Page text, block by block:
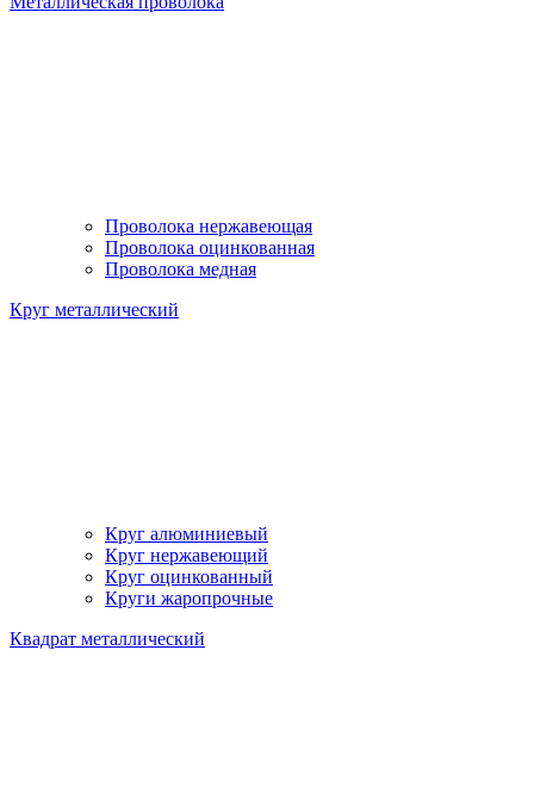
Проволока нержавеющая
Проволока оцинкованная
Проволока медная
Круг металлический
Круг алюминиевый
Круг нержавеющий
Круг оцинкованный
Круги жаропрочные
Квадрат металлический